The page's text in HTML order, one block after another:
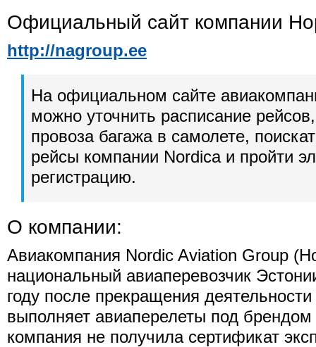
Официальный сайт компании
http://nagroup.ee
На официальном сайте
можно уточнить расписание
провоза багажа в самолете,
рейсы компании Nordica и пройти
регистрацию.
О компании:
Авиакомпания Nordic Aviation Group
национальный авиаперевозчик
году после прекращения
выполняет авиаперелеты под
компания не получила сертификат